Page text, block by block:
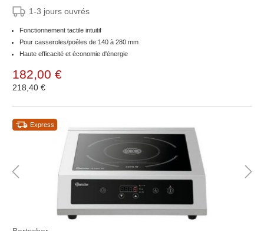
1-3 jours ouvrés
Fonctionnement tactile intuitif
Pour casseroles/poêles de 140 à 280 mm
Haute efficacité et économie d'énergie
182,00 €
218,40 €
Express